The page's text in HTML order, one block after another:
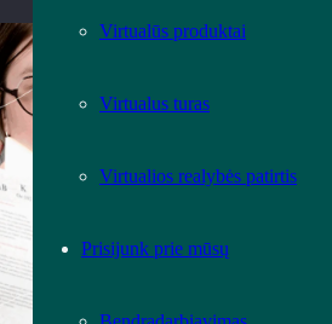
Virtualūs produktai
Virtualus turas
Virtualios realybės patirtis
Prisijunk prie mūsų